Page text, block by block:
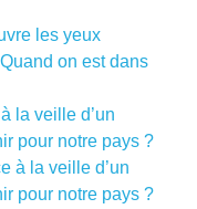
les yeux
Quand on est dans
la veille d’un
pour notre pays ?
à la veille d’un
pour notre pays ?